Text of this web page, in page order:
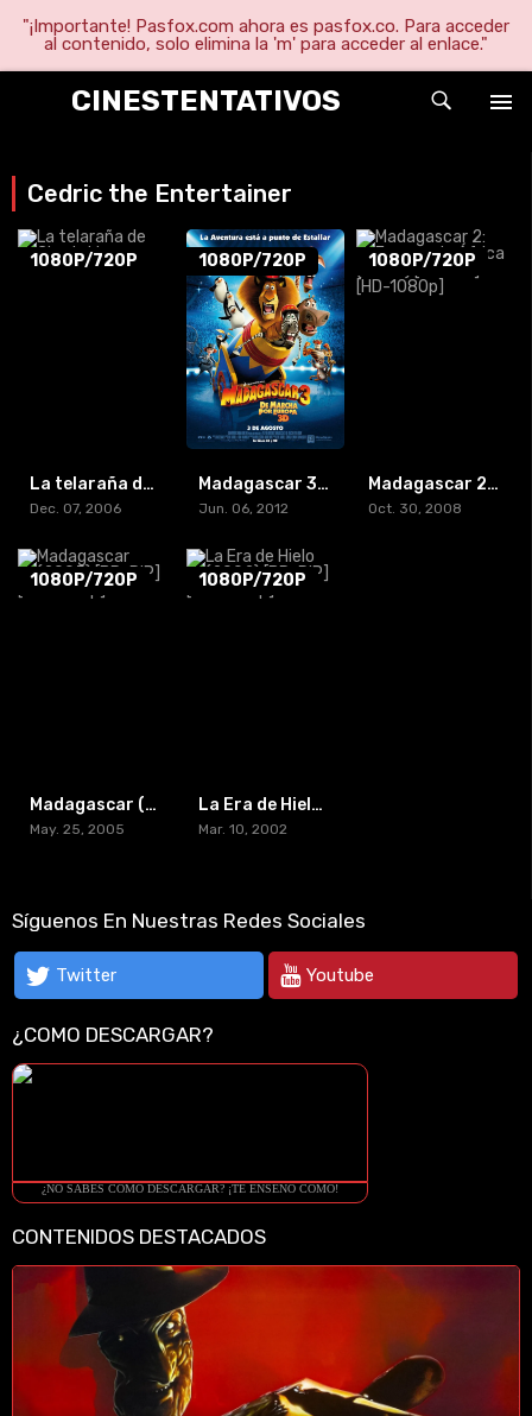
"¡Importante! Pasfox.com ahora es pasfox.co. Para acceder
al contenido, solo elimina la 'm' para acceder al enlace."
CINESTENTATIVOS
Cedric the Entertainer
1080P/720P
La telaraña de Charlotte
Dec. 07, 2006
1080P/720P
Madagascar 3: Los Fugitivos (2012) [BR-RIP] [HD-1080p]
Jun. 06, 2012
1080P/720P
Madagascar 2: Escape de África (2008) [BR-RIP] [HD-1080p]
Oct. 30, 2008
1080P/720P
Madagascar (2005) [BR-RIP] [HD-1080p]
May. 25, 2005
1080P/720P
La Era de Hielo (2002) [BR-RIP] [HD-1080p]
Mar. 10, 2002
Síguenos En Nuestras Redes Sociales
Twitter Youtube
¿COMO DESCARGAR?
¿NO SABES COMO DESCARGAR? ¡TE ENSEÑO COMO!
CONTENIDOS DESTACADOS